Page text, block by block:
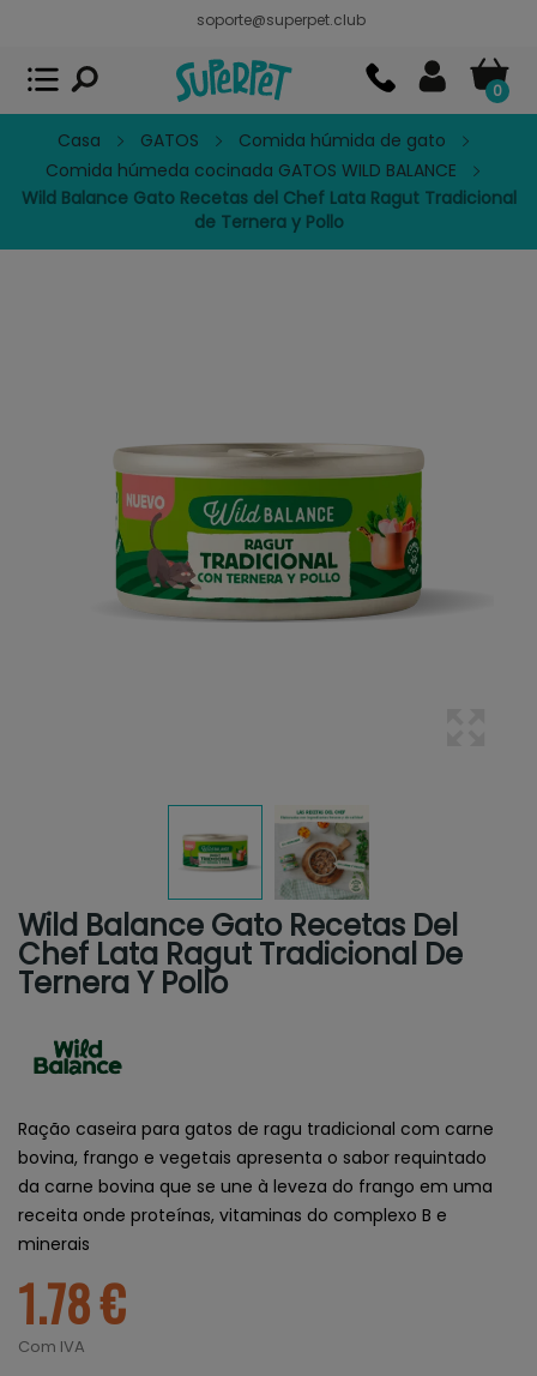
soporte@superpet.club
0
Casa GATOS
Comida húmida de gato
Comida húmeda cocinada GATOS WILD BALANCE
Wild Balance Gato Recetas del Chef Lata Ragut Tradicional
de Ternera y Pollo
Wild Balance Gato Recetas Del
Chef Lata Ragut Tradicional De
Ternera Y Pollo
Ração caseira para gatos de ragu tradicional com carne
bovina, frango e vegetais apresenta o sabor requintado
da carne bovina que se une à leveza do frango em uma
receita onde proteínas, vitaminas do complexo B e
minerais
1.78 €
Com IVA
Superpet, comida para mascotas
APP GRATIS - En Google Play